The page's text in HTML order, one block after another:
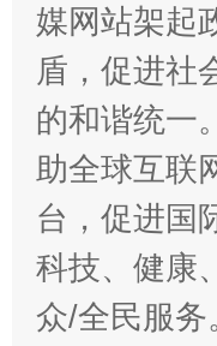
媒网站架起
盾，促进社
的和谐统一
助全球互联
台，促进国
科技、健康
众/全民服